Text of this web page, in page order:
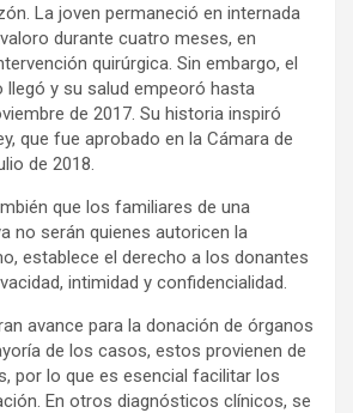
La joven permaneció en internada
durante cuatro meses, en
quirúrgica. Sin embargo, el
llegó y su salud empeoró hasta
de 2017. Su historia inspiró
que fue aprobado en la Cámara de
de 2018.
que los familiares de una
no serán quienes autoricen la
establece el derecho a los donantes
intimidad y confidencialidad.
avance para la donación de órganos
de los casos, estos provienen de
por lo que es esencial facilitar los
En otros diagnósticos clínicos, se